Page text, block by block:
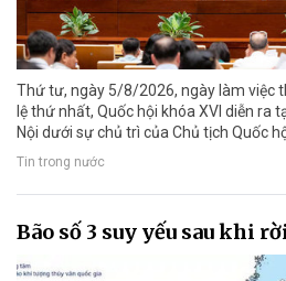
Thứ tư, ngày 5/8/2026, ngày làm việc
lệ thứ nhất, Quốc hội khóa XVI diễn ra
Nội dưới sự chủ trì của Chủ tịch Quốc
Tin trong nước
Bão số 3 suy yếu sau khi